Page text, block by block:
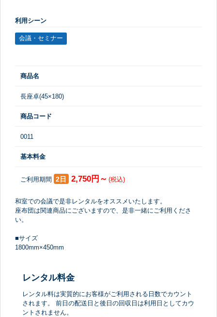
利用シーン
会議・セミナー
商品名
長座卓(45×180)
商品コード
0011
基本料金
ご利用期間 2日 2,750円～ (税込)
和室での会議で是非レンタルをオススメいたします。
座布団は関連商品にございますので、是非一緒にご利用くださ
い。
■サイズ
1800mm×450mm
レンタル料金
レンタル料は実質的にお客様がご利用される日数でカウント
されます。 前日の配送日と後日の回収日は利用日としてカウ
ントされません。